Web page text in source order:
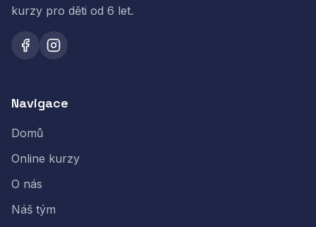
kurzy pro děti od 6 let.
Navigace
Domů
Online kurzy
O nás
Náš tým